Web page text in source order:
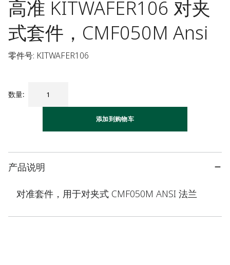
高准 KITWAFER106 对夹
式套件，CMF050M Ansi
零件号: KITWAFER106
数量:
添加到购物车
产品说明
对准套件，用于对夹式 CMF050M ANSI 法兰